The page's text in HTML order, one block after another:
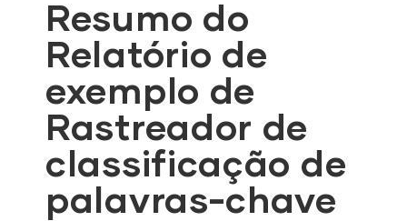
Resumo do
Relatório de
exemplo de
Rastreador de
classificação de
palavras-chave